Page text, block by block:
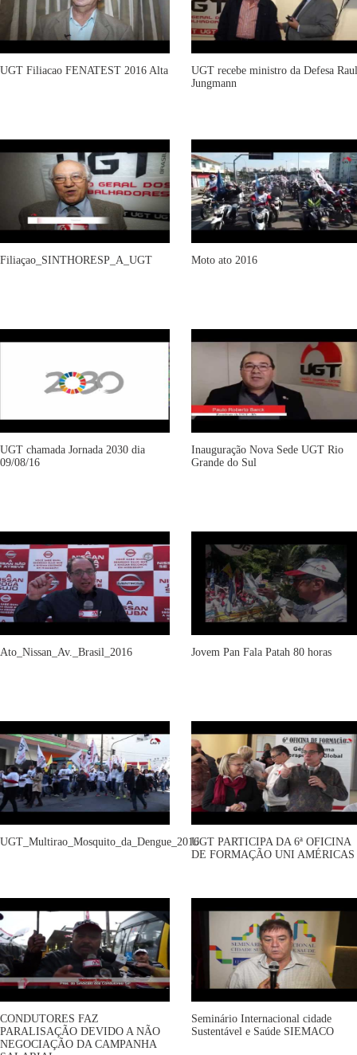
UGT Filiacao FENATEST 2016 Alta
UGT recebe ministro da Defesa Raul
Jungmann
Filiaçao_SINTHORESP_A_UGT Moto ato 2016
UGT chamada Jornada 2030 dia
09/08/16
Inauguração Nova Sede UGT Rio
Grande do Sul
Ato_Nissan_Av._Brasil_2016 Jovem Pan Fala Patah 80 horas
UGT_Multirao_Mosquito_da_Dengue_2016UGT PARTICIPA DA 6ª OFICINA
DE FORMAÇÃO UNI AMÉRICAS
CONDUTORES FAZ
PARALISAÇÃO DEVIDO A NÃO
NEGOCIAÇÃO DA CAMPANHA
Seminário Internacional cidade
Sustentável e Saúde SIEMACO